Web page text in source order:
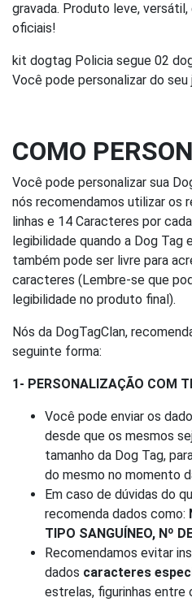
gravada. Produto leve,
oficiais!
kit dogtag Policia segue 02
Você pode personalizar do
COMO
Você pode personalizar sua
nós recomendamos utilizar os
linhas e 14 Caracteres por
legibilidade quando a Dog Tag
também pode ser livre para
caracteres (Lembre-se que
legibilidade no produto final).
Nós da DogTagClan,
seguinte forma:
1- PERSONALIZAÇÃO COM
Você pode enviar os
desde que os mesmos
tamanho da Dog Tag,
do mesmo no momento
Em caso de dúvidas do
recomenda dados como:
TIPO SANGUÍNEO, Nº
Recomendamos evitar
dados caracteres
estrelas, figurinhas entre